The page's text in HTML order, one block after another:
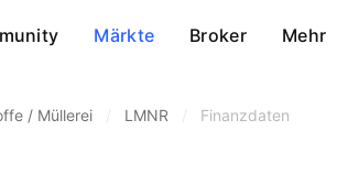
Märkte Broker Mehr
/ Müllerei LMNR Finanzdaten